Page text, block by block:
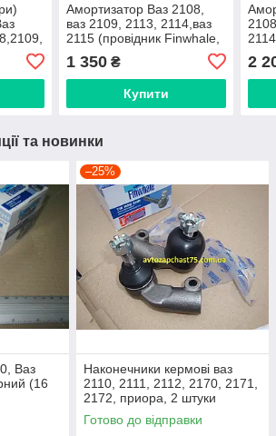
Амортизатор Ваз 2108,
ваз 2109, 2113, 2114,ваз
2115 (провідник Finwhale,
1 350₴
Купити
2
та новинки
Ваз
(16
–25%
Наконечники кермові ваз
2110, 2111, 2112, 2170, 2171,
2172, приора, 2 штуки
(виробник Finwhale,
Німеччина)
Готово до відправки